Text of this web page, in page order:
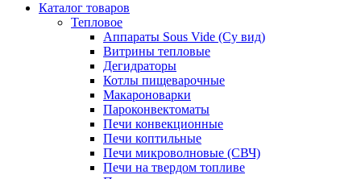
Каталог товаров
Тепловое
Аппараты Sous Vide (Су вид)
Витрины тепловые
Дегидраторы
Котлы пищеварочные
Макароноварки
Пароконвектоматы
Печи конвекционные
Печи коптильные
Печи микроволновые (СВЧ)
Печи на твердом топливе